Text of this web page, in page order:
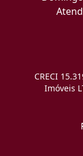
CRECI
Imóveis